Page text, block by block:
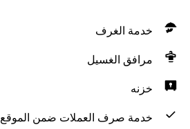
خدمة الغرف
مرافق الغسيل
خزنه
خدمة صرف العملات ضمن الموقع